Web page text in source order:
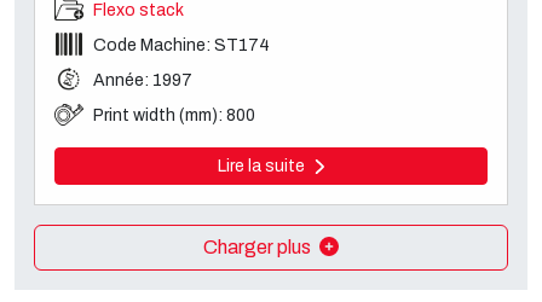
Flexo stack
Code Machine: ST174
Année: 1997
Print width (mm): 800
Lire la suite
Charger plus